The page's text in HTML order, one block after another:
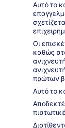
Αυτό το
Οι
καθώς
πρώτων
Αυτό το